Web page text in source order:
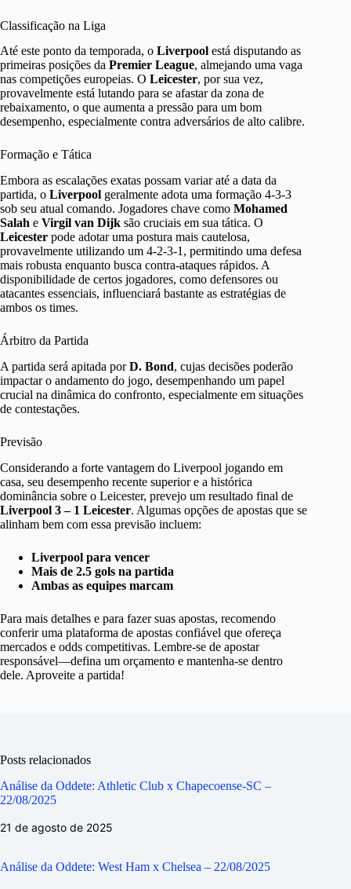
Classificação na Liga
Até este ponto da temporada, o Liverpool está disputando as
primeiras posições da Premier League, almejando uma vaga
nas competições europeias. O Leicester, por sua vez,
provavelmente está lutando para se afastar da zona de
rebaixamento, o que aumenta a pressão para um bom
desempenho, especialmente contra adversários de alto calibre.
Formação e Tática
Embora as escalações exatas possam variar até a data da
partida, o Liverpool geralmente adota uma formação 4-3-3
sob seu atual comando. Jogadores chave como Mohamed
Salah e Virgil van Dijk são cruciais em sua tática. O
Leicester pode adotar uma postura mais cautelosa,
provavelmente utilizando um 4-2-3-1, permitindo uma defesa
mais robusta enquanto busca contra-ataques rápidos. A
disponibilidade de certos jogadores, como defensores ou
atacantes essenciais, influenciará bastante as estratégias de
ambos os times.
Árbitro da Partida
A partida será apitada porD. Bond, cujas decisões poderão
impactar o andamento do jogo, desempenhando um papel
crucial na dinâmica do confronto, especialmente em situações
de contestações.
Previsão
Considerando a forte vantagem do Liverpool jogando em
casa, seu desempenho recente superior e a histórica
dominância sobre o Leicester, prevejo um resultado final de
Liverpool 3 – 1 Leicester. Algumas opções de apostas que se
alinham bem com essa previsão incluem:
Liverpool para vencer
Mais de 2.5 gols na partida
Ambas as equipes marcam
Para mais detalhes e para fazer suas apostas, recomendo
conferir uma plataforma de apostas confiável que ofereça
mercados e odds competitivas. Lembre-se de apostar
responsável—defina um orçamento e mantenha-se dentro
dele. Aproveite a partida!
Posts relacionados
Análise da Oddete: Athletic Club x Chapecoense-SC –
22/08/2025
21 de agosto de 2025
Análise da Oddete: West Ham x Chelsea – 22/08/2025